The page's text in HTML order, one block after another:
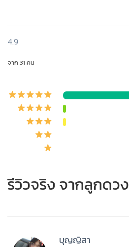
4.9
จาก 31 คน
รีวิวจริง จากลูกดวง
บุญญิสา